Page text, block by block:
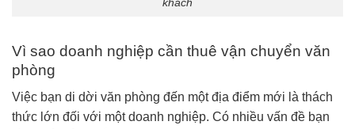
Vì sao doanh nghiệp cần thuê vận chuyển văn
phòng
Việc bạn di dời văn phòng đến một địa điểm mới là thách
thức lớn đối với một doanh nghiệp. Có nhiều vấn đề bạn